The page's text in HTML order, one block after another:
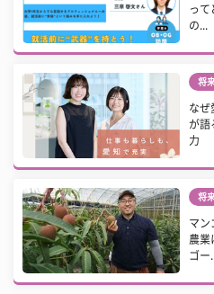
って
の...
将
なぜ
が語
力
将
マン
農業
ゴー...